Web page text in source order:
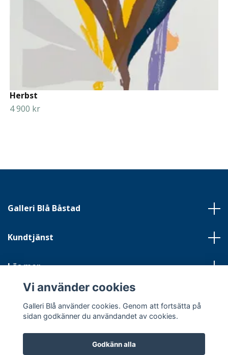
Herbst
4 900 kr
Galleri Blå Båstad
Kundtjänst
Läs mer
Sociala medier
Vi använder cookies
Galleri Blå använder cookies. Genom att fortsätta på
sidan godkänner du användandet av cookies.
Godkänn alla